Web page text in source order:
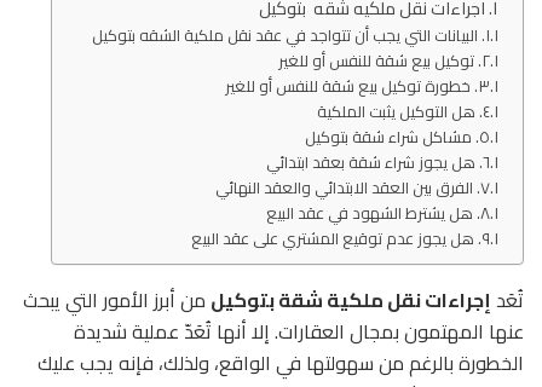
اجراءات نقل ملكيه شقه بتوكيل
البيانات التي يجب أن تتواجد في عقد نقل ملكية الشقه بتوكيل
توكيل بيع شقة للنفس أو للغير
خطورة توكيل بيع شقة للنفس أو للغير
هل التوكيل يثبت الملكية
مشاكل شراء شقة بتوكيل
هل يجوز شراء شقة بعقد ابتدائي
الفرق بين العقد الابتدائي والعقد النهائي
هل يشترط الشهود في عقد البيع
هل يجوز عدم توقيع المشتري على عقد البيع
تُعَد إجراءات نقل ملكية شقة بتوكيل من أبرز الأمور التي يبحث
عنها المهتمون بمجال العقارات. إلا أنها تُعَدّ عملية شديدة
الخطورة بالرغم من سهولتها في الواقع، ولذلك، فإنه يجب عليك